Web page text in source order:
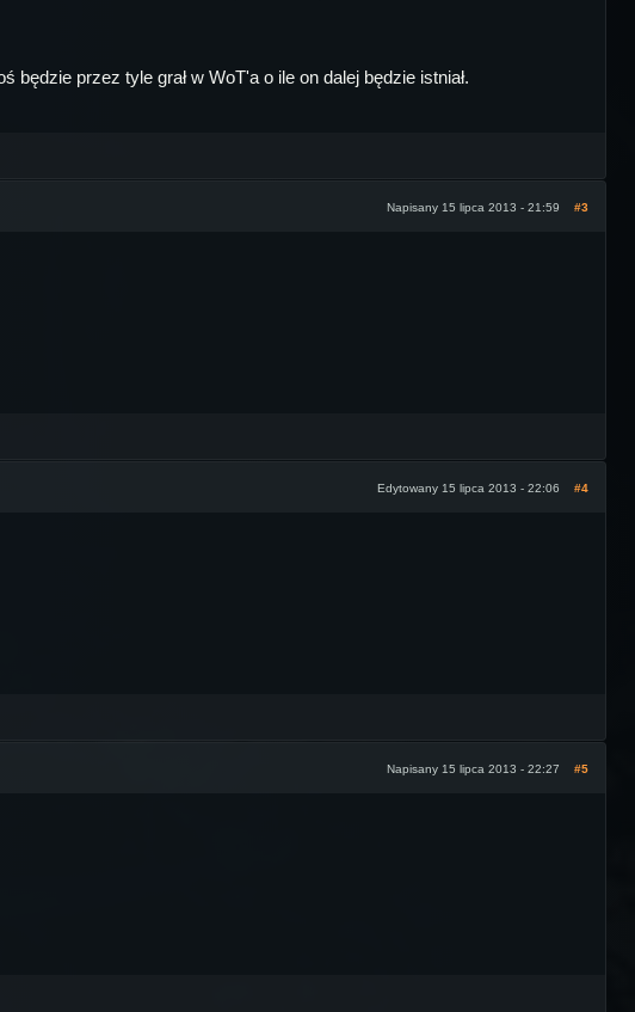
przez tyle grał w WoT'a o ile on dalej będzie istniał.
Napisany 15 lipca 2013 - 21:59 #3
Edytowany 15 lipca 2013 - 22:06 #4
Napisany 15 lipca 2013 - 22:27 #5